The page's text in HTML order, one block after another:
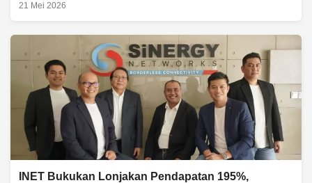
21 Mei 2026
INET Bukukan Lonjakan Pendapatan 195%,